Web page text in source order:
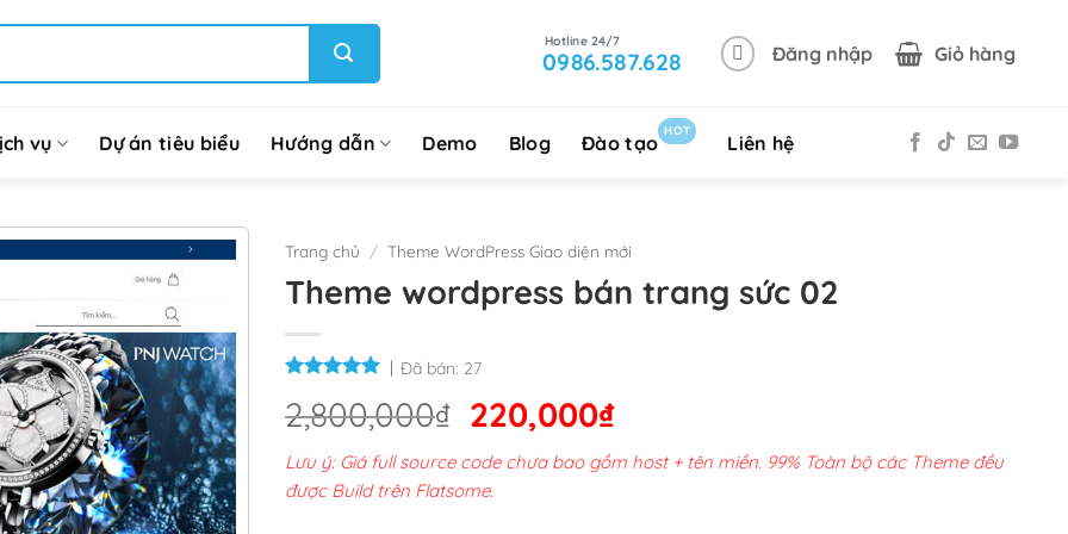
0986.587.628 Đăng nhập Giỏ hàng
vụ Dự án tiêu biểu Hướng dẫn Demo Blog Đào tạo
HOT
Liên hệ
Trang chủ / Theme WordPress Giao diện mới
Theme wordpress bán trang sức 02
Đã bán: 27
2,800,000₫ Giá
gốc
là:
220,000₫Giá
hiện
tại
Lưu ý: Giá full source code chưa bao gồm host + tên miền. 99% Toàn bộ các Theme đều
được Build trên Flatsome.